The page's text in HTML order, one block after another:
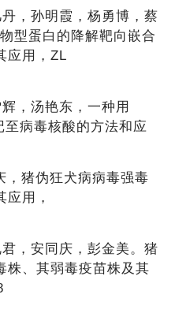
，孙明霞，杨勇博，蔡
型蛋白的降解靶向嵌合
应用，ZL
，汤艳东，一种用
病毒核酸的方法和应
猪伪狂犬病病毒强毒
用，
，安同庆，彭金美。猪
株、其弱毒疫苗株及其